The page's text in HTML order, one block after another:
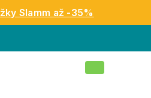
Slamm až -35%
Nákupní